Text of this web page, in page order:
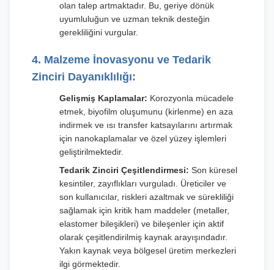
olan talep artmaktadır. Bu, geriye dönük
uyumluluğun ve uzman teknik desteğin
gerekliliğini vurgular.
4. Malzeme İnovasyonu ve Tedarik
Zinciri Dayanıklılığı:
Gelişmiş Kaplamalar: Korozyonla mücadele
etmek, biyofilm oluşumunu (kirlenme) en aza
indirmek ve ısı transfer katsayılarını artırmak
için nanokaplamalar ve özel yüzey işlemleri
geliştirilmektedir.
Tedarik Zinciri Çeşitlendirmesi: Son küresel
kesintiler, zayıflıkları vurguladı. Üreticiler ve
son kullanıcılar, riskleri azaltmak ve sürekliliği
sağlamak için kritik ham maddeler (metaller,
elastomer bileşikleri) ve bileşenler için aktif
olarak çeşitlendirilmiş kaynak arayışındadır.
Yakın kaynak veya bölgesel üretim merkezleri
ilgi görmektedir.